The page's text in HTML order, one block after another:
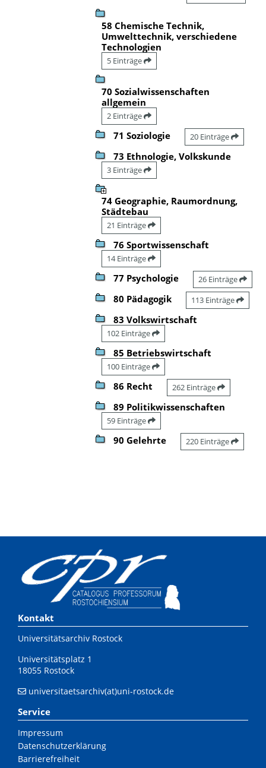
58 Chemische Technik,
Umwelttechnik, verschiedene
Technologien
5 Einträge
70 Sozialwissenschaften
allgemein
2 Einträge
71 Soziologie 20 Einträge
73 Ethnologie, Volkskunde
3 Einträge
74 Geographie, Raumordnung,
Städtebau
21 Einträge
76 Sportwissenschaft
14 Einträge
77 Psychologie 26 Einträge
80 Pädagogik 113 Einträge
83 Volkswirtschaft
102 Einträge
85 Betriebswirtschaft
100 Einträge
86 Recht 262 Einträge
89 Politikwissenschaften
59 Einträge
90 Gelehrte 220 Einträge
Kontakt
Universitätsarchiv Rostock
Universitätsplatz 1
18055 Rostock
universitaetsarchiv(at)uni-rostock.de
Service
Impressum
Datenschutzerklärung
Barrierefreiheit